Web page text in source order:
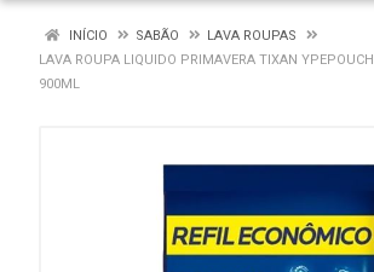
INÍCIO SABÃO
LAVA ROUPAS
LAVA ROUPA LIQUIDO PRIMAVERA TIXAN YPEPOUCH
900ML